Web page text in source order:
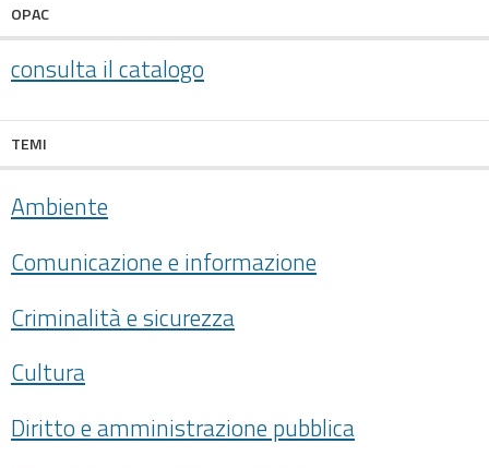
OPAC
consulta il catalogo
TEMI
Ambiente
Comunicazione e informazione
Criminalità e sicurezza
Cultura
Diritto e amministrazione pubblica